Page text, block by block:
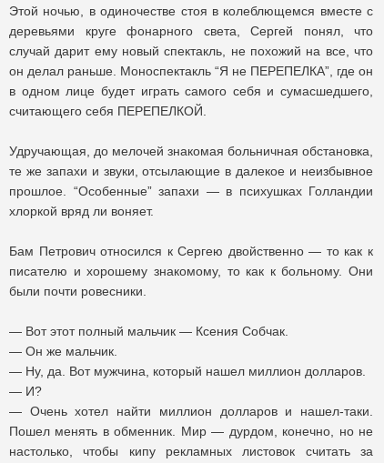
Этой ночью, в одиночестве стоя в колеблющемся вместе с
деревьями круге фонарного света, Сергей понял, что
случай дарит ему новый спектакль, не похожий на все, что
он делал раньше. Моноспектакль “Я не ПЕРЕПЕЛКА”, где он
в одном лице будет играть самого себя и сумасшедшего,
считающего себя ПЕРЕПЕЛКОЙ.
Удручающая, до мелочей знакомая больничная обстановка,
те же запахи и звуки, отсылающие в далекое и неизбывное
прошлое. “Особенные” запахи — в психушках Голландии
хлоркой вряд ли воняет.
Бам Петрович относился к Сергею двойственно — то как к
писателю и хорошему знакомому, то как к больному. Они
были почти ровесники.
— Вот этот полный мальчик — Ксения Собчак.
— Он же мальчик.
— Ну, да. Вот мужчина, который нашел миллион долларов.
— И?
— Очень хотел найти миллион долларов и нашел-таки.
Пошел менять в обменник. Мир — дурдом, конечно, но не
настолько, чтобы кипу рекламных листовок считать за